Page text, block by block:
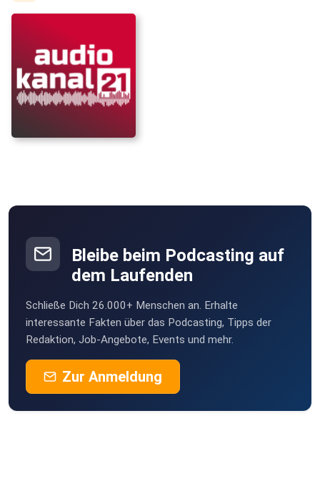
Bleibe beim Podcasting auf
dem Laufenden
Schließe Dich 26.000+ Menschen an. Erhalte
interessante Fakten über das Podcasting, Tipps der
Redaktion, Job-Angebote, Events und mehr.
Zur Anmeldung